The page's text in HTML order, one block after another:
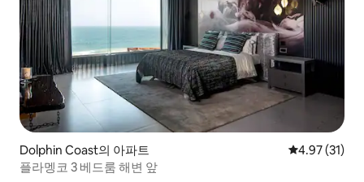
Dolphin Coast의 아파트 평점 4.97점
4.97 (31)
플라멩코 3 베드룸 해변 앞